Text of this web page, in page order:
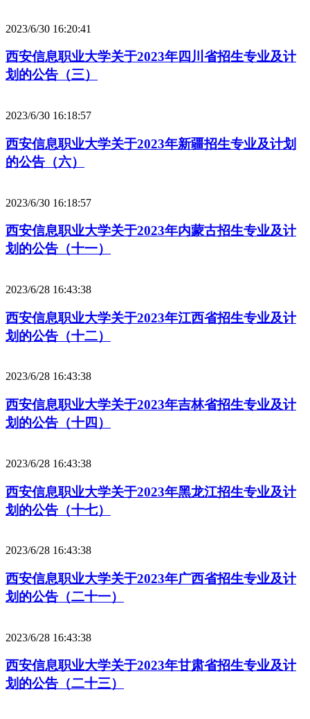
2023/6/30 16:20:41
西安信息职业大学关于2023年四川省招生专业及计
划的公告（三）
2023/6/30 16:18:57
西安信息职业大学关于2023年新疆招生专业及计划
的公告（六）
2023/6/30 16:18:57
西安信息职业大学关于2023年内蒙古招生专业及计
划的公告（十一）
2023/6/28 16:43:38
西安信息职业大学关于2023年江西省招生专业及计
划的公告（十二）
2023/6/28 16:43:38
西安信息职业大学关于2023年吉林省招生专业及计
划的公告（十四）
2023/6/28 16:43:38
西安信息职业大学关于2023年黑龙江招生专业及计
划的公告（十七）
2023/6/28 16:43:38
西安信息职业大学关于2023年广西省招生专业及计
划的公告（二十一）
2023/6/28 16:43:38
西安信息职业大学关于2023年甘肃省招生专业及计
划的公告（二十三）